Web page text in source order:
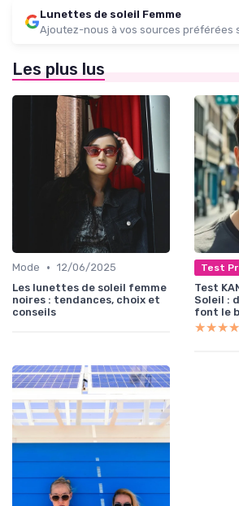
Lunettes de soleil Femme
Ajoutez-nous à vos sources préférées
Les plus lus
Mode • 12/06/2025
Les lunettes de soleil femme
noires : tendances, choix et
conseils
Test
Test
Soleil :
font le